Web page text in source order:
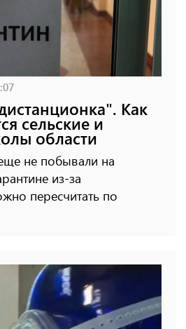
Как
сельские и
области
не побывали на
из-за
пересчитать по